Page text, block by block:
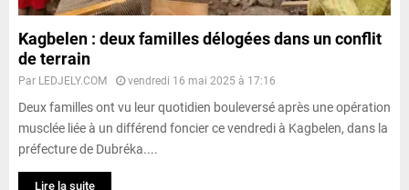
Kagbelen : deux familles délogées dans un conflit
de terrain
Par LEDJELY.COM vendredi 16 mai 2025 à 17:16
Deux familles ont vu leur quotidien bouleversé après une opération
musclée liée à un différend foncier ce vendredi à Kagbelen, dans la
préfecture de Dubréka....
Lire la suite